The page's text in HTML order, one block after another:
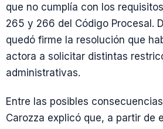
que no cumplía con los
265 y 266 del Código Procesal.
quedó firme la resolución que
actora a solicitar distintas
administrativas.
Entre las posibles
Carozza explicó que, a partir de